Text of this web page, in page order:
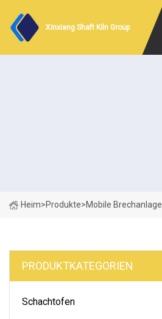
Xinxiang Shaft Kiln Group
Heim>Produkte>Mobile Brechanlage
PRODUKTKATEGORIEN
Schachtofen